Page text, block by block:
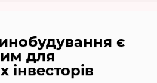
є
для
інвесторів